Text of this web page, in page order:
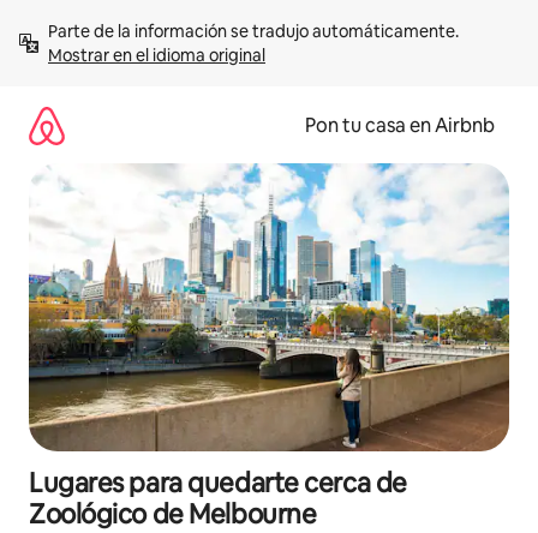
contenidoMostrar en el idioma original
Pon tu casa en Airbnb
Lugares para quedarte cerca de
Zoológico de Melbourne